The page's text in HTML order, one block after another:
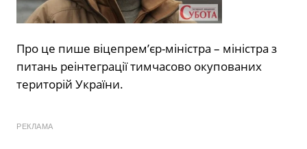
Про це пише віцепрем’єр-міністра – міністра з
питань реінтеграції тимчасово окупованих
територій України.
РЕКЛАМА